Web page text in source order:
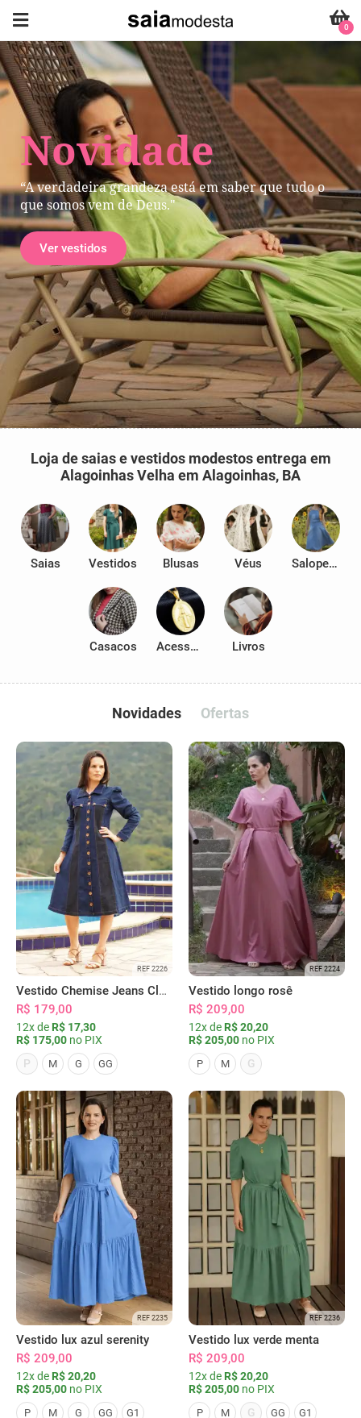
Novidade
“A verdadeira grandeza está em saber que tudo o
que somos vem de Deus."
Ver vestidos
0
Loja de saias e vestidos modestos entrega em
Alagoinhas Velha em Alagoinhas, BA
Saias Vestidos Blusas Véus Salopetes
Casacos Acessórios Livros
Novidades Ofertas
REF 2226
Vestido Chemise Jeans Clássica Serena
R$ 179,00
12x de R$ 17,30
R$ 175,00 no PIX
P
M G GG
REF 2224
Vestido longo rosê
R$ 209,00
12x de R$ 20,20
R$ 205,00 no PIX
P M G
REF 2235
Vestido lux azul serenity
R$ 209,00
12x de R$ 20,20
R$ 205,00 no PIX
P M G GG G1
REF 2236
Vestido lux verde menta
R$ 209,00
12x de R$ 20,20
R$ 205,00 no PIX
P M G GG G1